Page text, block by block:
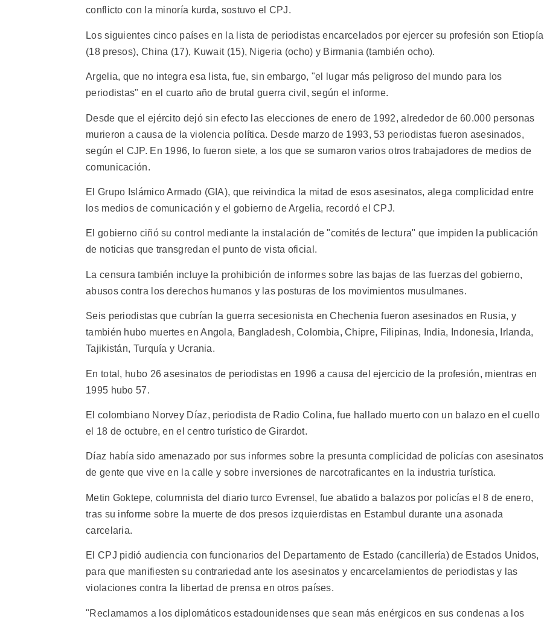
conflicto con la minoría kurda, sostuvo el CPJ.
Los siguientes cinco países en la lista de periodistas encarcelados por ejercer su profesión son Etiopía
(18 presos), China (17), Kuwait (15), Nigeria (ocho) y Birmania (también ocho).
Argelia, que no integra esa lista, fue, sin embargo, "el lugar más peligroso del mundo para los
periodistas" en el cuarto año de brutal guerra civil, según el informe.
Desde que el ejército dejó sin efecto las elecciones de enero de 1992, alrededor de 60.000 personas
murieron a causa de la violencia política. Desde marzo de 1993, 53 periodistas fueron asesinados,
según el CJP. En 1996, lo fueron siete, a los que se sumaron varios otros trabajadores de medios de
comunicación.
El Grupo Islámico Armado (GIA), que reivindica la mitad de esos asesinatos, alega complicidad entre
los medios de comunicación y el gobierno de Argelia, recordó el CPJ.
El gobierno ciñó su control mediante la instalación de "comités de lectura" que impiden la publicación
de noticias que transgredan el punto de vista oficial.
La censura también incluye la prohibición de informes sobre las bajas de las fuerzas del gobierno,
abusos contra los derechos humanos y las posturas de los movimientos musulmanes.
Seis periodistas que cubrían la guerra secesionista en Chechenia fueron asesinados en Rusia, y
también hubo muertes en Angola, Bangladesh, Colombia, Chipre, Filipinas, India, Indonesia, Irlanda,
Tajikistán, Turquía y Ucrania.
En total, hubo 26 asesinatos de periodistas en 1996 a causa del ejercicio de la profesión, mientras en
1995 hubo 57.
El colombiano Norvey Díaz, periodista de Radio Colina, fue hallado muerto con un balazo en el cuello
el 18 de octubre, en el centro turístico de Girardot.
Díaz había sido amenazado por sus informes sobre la presunta complicidad de policías con asesinatos
de gente que vive en la calle y sobre inversiones de narcotraficantes en la industria turística.
Metin Goktepe, columnista del diario turco Evrensel, fue abatido a balazos por policías el 8 de enero,
tras su informe sobre la muerte de dos presos izquierdistas en Estambul durante una asonada
carcelaria.
El CPJ pidió audiencia con funcionarios del Departamento de Estado (cancillería) de Estados Unidos,
para que manifiesten su contrariedad ante los asesinatos y encarcelamientos de periodistas y las
violaciones contra la libertad de prensa en otros países.
"Reclamamos a los diplomáticos estadounidenses que sean más enérgicos en sus condenas a los